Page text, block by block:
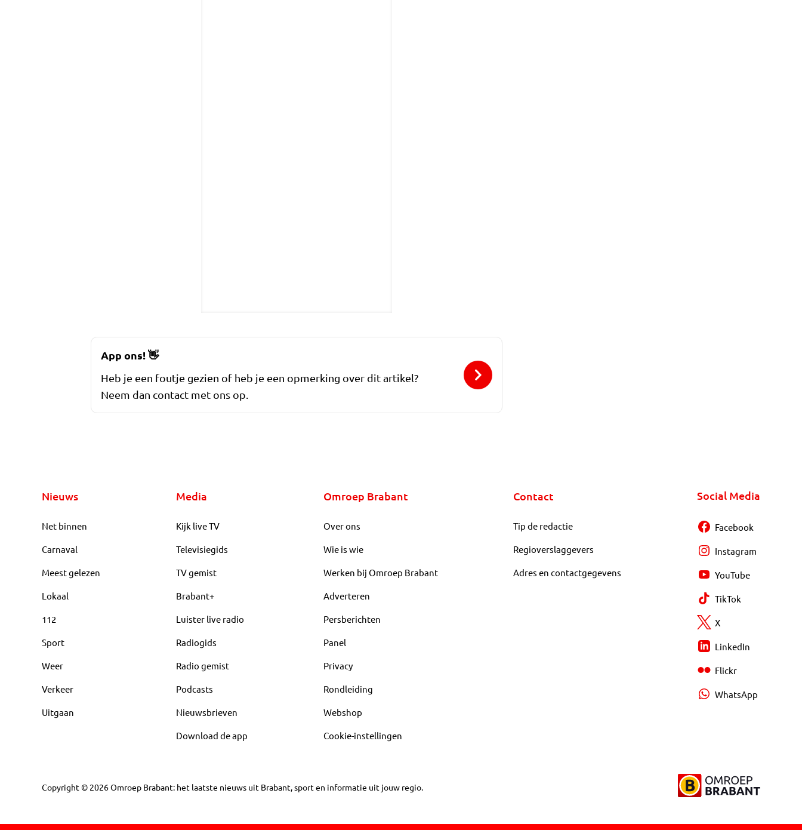
App ons!👋
Heb je een foutje gezien of heb je een opmerking over dit artikel?
Neem dan contact met ons op.
Nieuws
Net binnen
Carnaval
Meest gelezen
Lokaal
112
Sport
Weer
Verkeer
Uitgaan
Media
Kijk live TV
Televisiegids
TV gemist
Brabant+
Luister live radio
Radiogids
Radio gemist
Podcasts
Nieuwsbrieven
Download de app
Omroep Brabant
Over ons
Wie is wie
Werken bij Omroep Brabant
Adverteren
Persberichten
Panel
Privacy
Rondleiding
Webshop
Cookie-instellingen
Contact
Tip de redactie
Regioverslaggevers
Adres en contactgegevens
Social Media
Facebook
Instagram
YouTube
TikTok
X
LinkedIn
Flickr
WhatsApp
Copyright © 2026Omroep Brabant: het laatste nieuws uit Brabant, sport en informatie uit jouw regio.